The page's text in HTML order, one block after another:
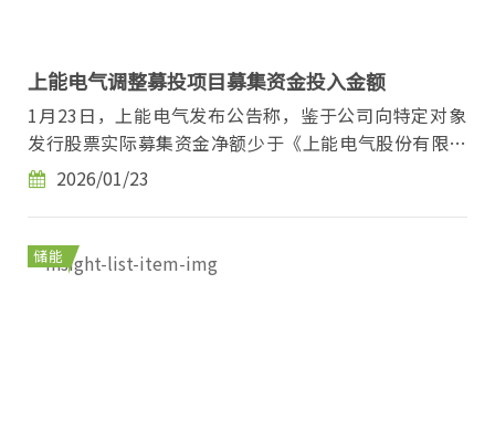
上能电气调整募投项目募集资金投入金额
1月23日，上能电气发布公告称，鉴于公司向特定对象
发行股票实际募集资金净额少于《上能电气股份有限公
司2023 年度向特定对象发行股票募集说明书》（以...
2026/01/23
储能